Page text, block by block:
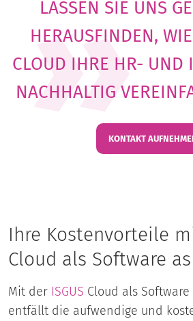
LASSEN SIE UNS
HERAUSFINDEN,
CLOUD IHRE HR- UND
NACHHALTIG
KONTAKT
Ihre Kostenvorteile
Cloud als Software
Mit der ISGUS Cloud als Software
entfällt die aufwendige und